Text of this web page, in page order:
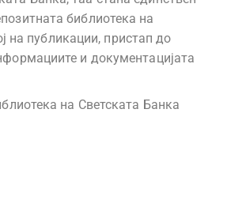
библиотека на
на публикации, пристап до
и документацијата
на Светската Банка